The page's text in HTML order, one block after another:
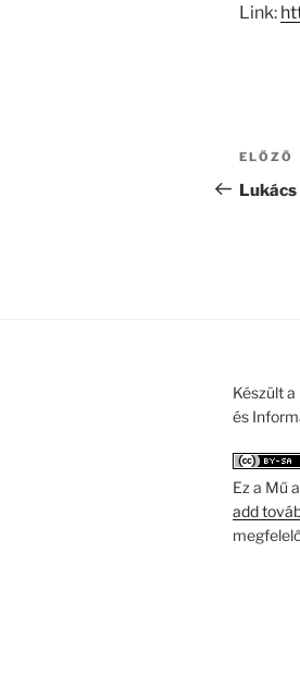
Link:
Korábbi
ELŐZŐ
Készült
és
Ez a Mű a
add